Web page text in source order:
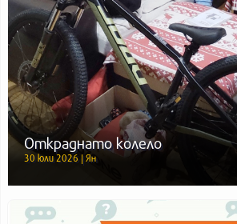
Откраднато колело
30 юли 2026 | Ян